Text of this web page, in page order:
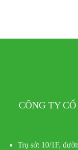
CÔNG TY
Trụ sở: 10/1F,